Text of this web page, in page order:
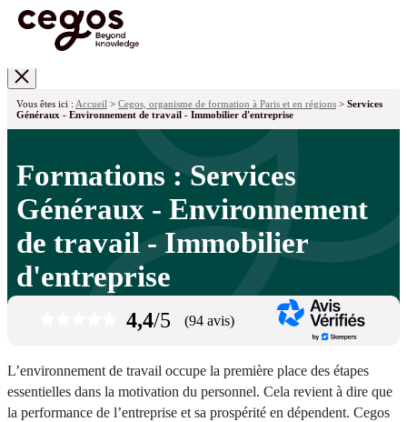
Vous êtes ici : Accueil > Cegos, organisme de formation à Paris et en régions > Services
Généraux - Environnement de travail - Immobilier d'entreprise
Formations : Services
Généraux - Environnement
de travail - Immobilier
d'entreprise
4,4/5 (94 avis)
L’environnement de travail occupe la première place des étapes
essentielles dans la motivation du personnel. Cela revient à dire que
la performance de l’entreprise et sa prospérité en dépendent. Cegos